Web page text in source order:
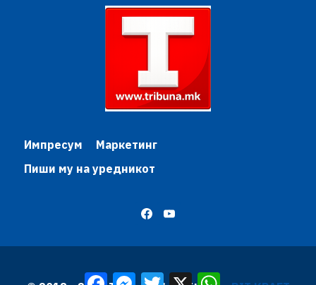
Импресум
Маркетинг
Пиши му на уредникот
FacebookMessenger
TwitterX